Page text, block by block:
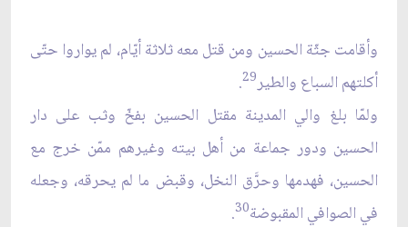
وأقامت جثّة الحسين ومن قتل معه ثلاثة أيّام، لم يواروا حتّى
أكلتهم السباع والطير29
.
ولمّا بلغ والي المدينة مقتل الحسين بفخّ وثب على دار
الحسين ودور جماعة من أهل بيته وغيرهم ممّن خرج مع
الحسين، فهدمها وحرَّق النخل، وقبض ما لم يحرقه، وجعله
في الصوافي المقبوضة30
.